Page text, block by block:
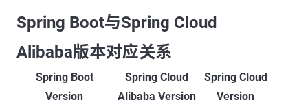
Spring Boot与Spring Cloud
Alibaba版本对应关系
Spring Boot
Version
Spring Cloud
Alibaba Version
Spring Cloud
Version